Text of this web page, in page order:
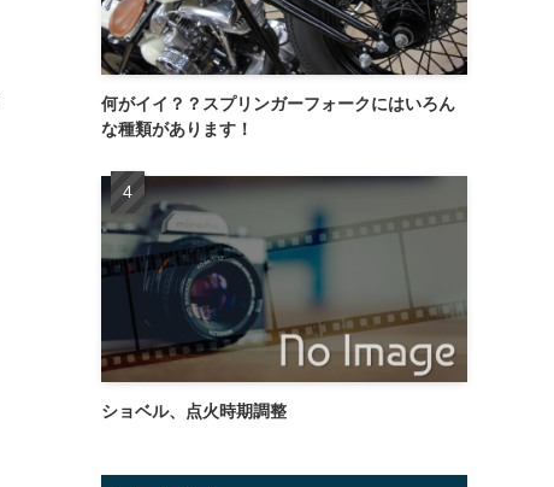
何がイイ？？スプリンガーフォークにはいろん
な種類があります！
ショベル、点火時期調整